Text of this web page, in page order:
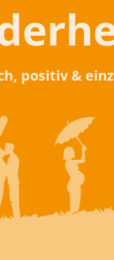
positiv &